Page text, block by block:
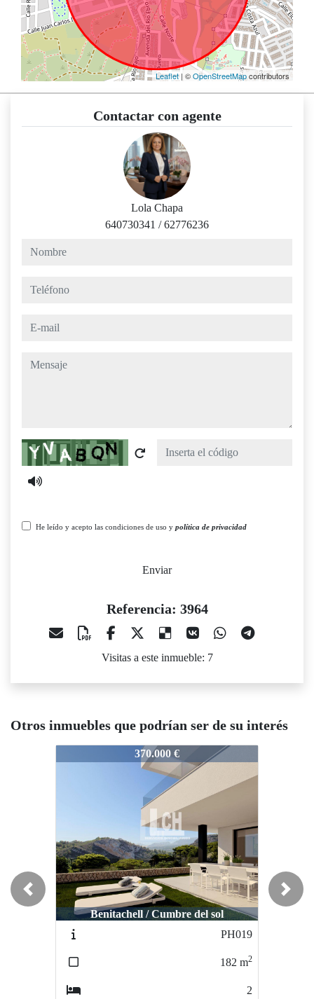
Leaflet| ©OpenStreetMapcontributors
Contactar con agente
Lola Chapa
640730341 /62776236
nombre
teléfono
e-mail
mensaje
Captcha
He leído y acepto las condiciones de uso y política de privacidad
Enviar
Referencia: 3964
Visitas a este inmueble: 7
Otros inmuebles que podrían ser de su interés
Benitachell / Cumbre del sol
405.000 €
Santa pola / Gran alacant
N6484
97m2
3
Previous Next